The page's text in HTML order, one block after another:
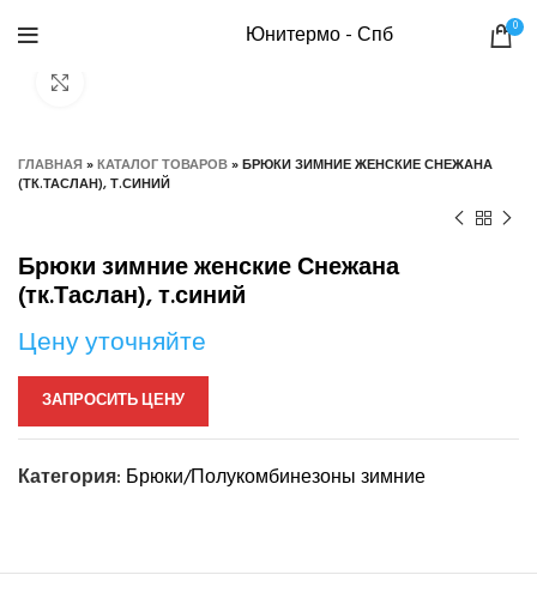
Юнитермо - Спб 0
ГЛАВНАЯ»КАТАЛОГ ТОВАРОВ»БРЮКИ ЗИМНИЕ ЖЕНСКИЕ СНЕЖАНА
(ТК.ТАСЛАН), Т.СИНИЙ
Брюки зимние женские Снежана
(тк.Таслан), т.синий
Цену уточняйте
ЗАПРОСИТЬ ЦЕНУ
Категория: Брюки/Полукомбинезоны зимние